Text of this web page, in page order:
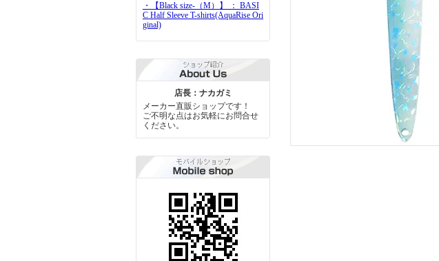
・【Black size-（M）】 ： BASI
C Half Sleeve T-shirts(AquaRise Ori
ginal)
店長：ナカガミ
メーカー直販ショップです！
ご不明な点はお気軽にお問合せ
ください。